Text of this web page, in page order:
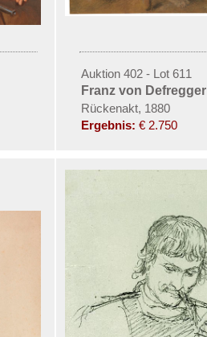
Auktion 402 - Lot 611
Franz von Defregger
Rückenakt, 1880
Ergebnis: € 2.750